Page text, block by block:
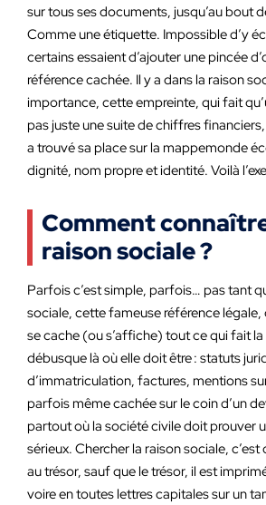
sur tous ses documents, jusqu’au bout
Comme une étiquette. Impossible d’y
certains essaient d’ajouter une pincée
référence cachée. Il y a dans la raison
importance, cette empreinte, qui fait
pas juste une suite de chiffres
a trouvé sa place sur la mappemonde
dignité, nom propre et identité. Voilà
Comment
raison sociale ?
Parfois c’est simple, parfois… pas tant
sociale, cette fameuse référence légale,
se cache (ou s’affiche) tout ce qui fait
débusque là où elle doit être : statuts
d’immatriculation, factures, mentions
parfois même cachée sur le coin d’un
partout où la société civile doit prouver
sérieux. Chercher la raison sociale,
au trésor, sauf que le trésor, il est
voire en toutes lettres capitales sur un